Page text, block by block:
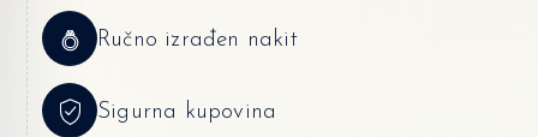
Ručno izrađen nakit
Sigurna kupovina